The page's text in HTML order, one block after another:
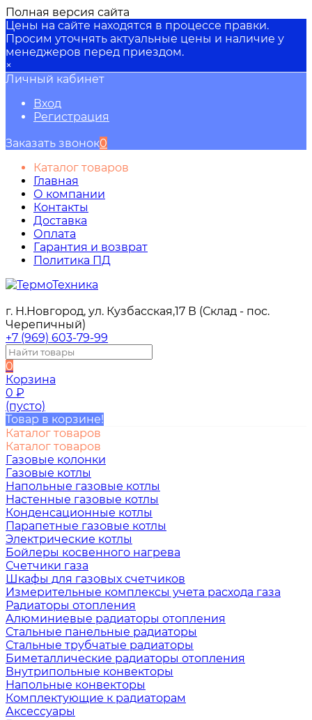
Полная версия сайта
Цены на сайте находятся в процессе правки.
Просим уточнять актуальные цены и наличие у
менеджеров перед приездом.
×
Личный кабинет
Вход
Регистрация
Заказать звонок0
Каталог товаров
Главная
О компании
Контакты
Доставка
Оплата
Гарантия и возврат
Политика ПД
г. Н.Новгород, ул. Кузбасская,17 В (Склад - пос.
Черепичный)
+7 (969) 603-79-99
0
Корзина
0 ₽
(пусто)
Товар в корзине!
Каталог товаров
Каталог товаров
Газовые колонки
Газовые котлы
Напольные газовые котлы
Настенные газовые котлы
Конденсационные котлы
Парапетные газовые котлы
Электрические котлы
Бойлеры косвенного нагрева
Счетчики газа
Шкафы для газовых счетчиков
Измерительные комплексы учета расхода газа
Радиаторы отопления
Алюминиевые радиаторы отопления
Стальные панельные радиаторы
Стальные трубчатые радиаторы
Биметаллические радиаторы отопления
Внутрипольные конвекторы
Напольные конвекторы
Комплектующие к радиаторам
Аксессуары